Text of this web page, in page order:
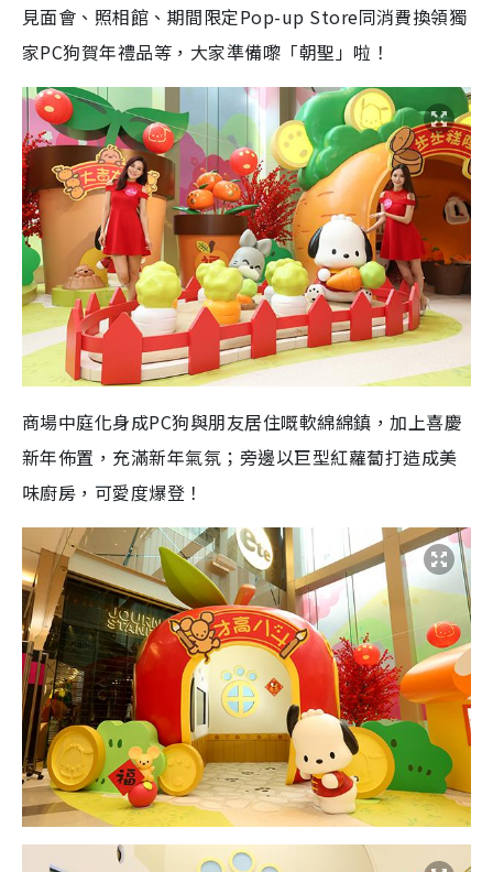
見面會、照相館、期間限定Pop-up Store同消費換領獨
家PC狗賀年禮品等，大家準備嚟「朝聖」啦！
商場中庭化身成PC狗與朋友居住嘅軟綿綿鎮，加上喜慶
新年佈置，充滿新年氣氛；旁邊以巨型紅蘿蔔打造成美
味廚房，可愛度爆登！